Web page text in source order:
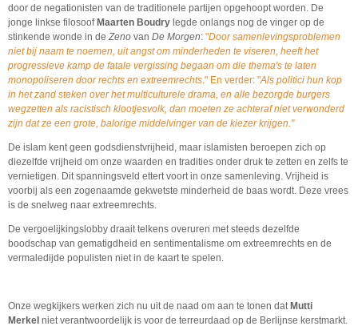
door de negationisten van de traditionele partijen opgehoopt worden. De
jonge linkse filosoofMaarten Boudry legde onlangs nog de vinger op de
stinkende wonde in de Zeno van De Morgen: "Door samenlevingsproblemen
niet bij naam te noemen, uit angst om minderheden te viseren, heeft het
progressieve kamp de fatale vergissing begaan om die thema's te laten
monopoliseren door rechts en extreemrechts ." En verder: "Als politici hun kop
in het zand steken over het multiculturele drama, en alle bezorgde burgers
wegzetten als racistisch klootjesvolk, dan moeten ze achteraf niet verwonderd
zijn dat ze een grote, balorige middelvinger van de kiezer krijgen."
De islam kent geen godsdienstvrijheid, maar islamisten beroepen zich op
diezelfde vrijheid om onze waarden en tradities onder druk te zetten en zelfs te
vernietigen. Dit spanningsveld ettert voort in onze samenleving. Vrijheid is
voorbij als een zogenaamde gekwetste minderheid de baas wordt. Deze vrees
is de snelweg naar extreemrechts.
De vergoelijkingslobby draait telkens overuren met steeds dezelfde
boodschap van gematigdheid en sentimentalisme om extreemrechts en de
vermaledijde populisten niet in de kaart te spelen.
Onze wegkijkers werken zich nu uit de naad om aan te tonen dat Mutti
Merkel niet verantwoordelijk is voor de terreurdaad op de Berlijnse kerstmarkt.